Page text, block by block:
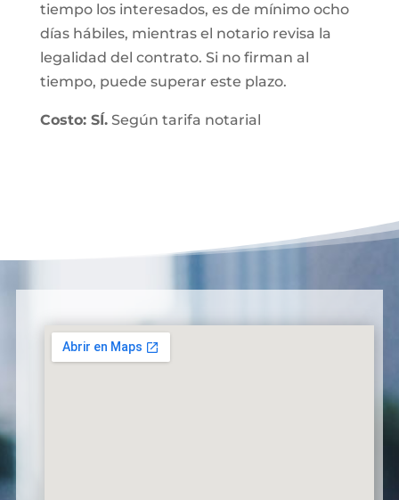
tiempo los interesados, es de mínimo ocho
días hábiles, mientras el notario revisa la
legalidad del contrato. Si no firman al
tiempo, puede superar este plazo.
Costo: SÍ.Según tarifa notarial